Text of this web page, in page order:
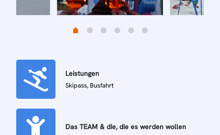
Leistungen
Skipass, Busfahrt
Das TEAM & die, die es werden wollen